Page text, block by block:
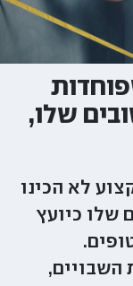
שלו,
לא הכינו
שלו כיועץ